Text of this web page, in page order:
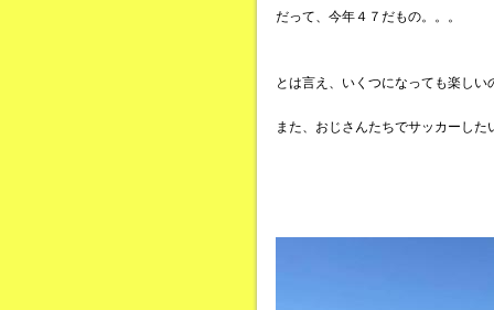
だって、今年４７だもの。。。
とは言え、いくつになっても楽しい
また、おじさんたちでサッカーした